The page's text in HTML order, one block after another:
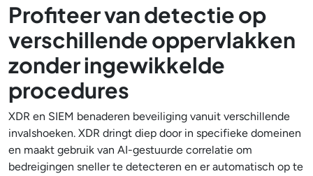
Profiteer van detectie op
verschillende oppervlakken
zonder ingewikkelde
procedures
XDR en SIEM benaderen beveiliging vanuit verschillende
invalshoeken. XDR dringt diep door in specifieke domeinen
en maakt gebruik van AI-gestuurde correlatie om
bedreigingen sneller te detecteren en er automatisch op te